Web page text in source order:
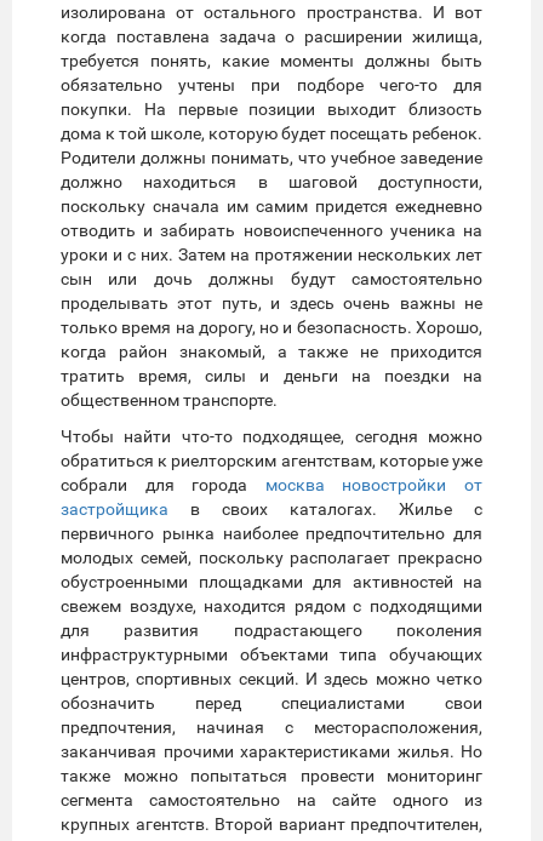
изолирована от остального пространства. И вот
когда поставлена задача о расширении жилища,
требуется понять, какие моменты должны быть
обязательно учтены при подборе чего-то для
покупки. На первые позиции выходит близость
дома к той школе, которую будет посещать ребенок.
Родители должны понимать, что учебное заведение
должно находиться в шаговой доступности,
поскольку сначала им самим придется ежедневно
отводить и забирать новоиспеченного ученика на
уроки и с них. Затем на протяжении нескольких лет
сын или дочь должны будут самостоятельно
проделывать этот путь, и здесь очень важны не
только время на дорогу, но и безопасность. Хорошо,
когда район знакомый, а также не приходится
тратить время, силы и деньги на поездки на
общественном транспорте.
Чтобы найти что-то подходящее, сегодня можно
обратиться к риелторским агентствам, которые уже
собрали для города москва новостройки от
застройщика в своих каталогах. Жилье с
первичного рынка наиболее предпочтительно для
молодых семей, поскольку располагает прекрасно
обустроенными площадками для активностей на
свежем воздухе, находится рядом с подходящими
для развития подрастающего поколения
инфраструктурными объектами типа обучающих
центров, спортивных секций. И здесь можно четко
обозначить перед специалистами свои
предпочтения, начиная с месторасположения,
заканчивая прочими характеристиками жилья. Но
также можно попытаться провести мониторинг
сегмента самостоятельно на сайте одного из
крупных агентств. Второй вариант предпочтителен,